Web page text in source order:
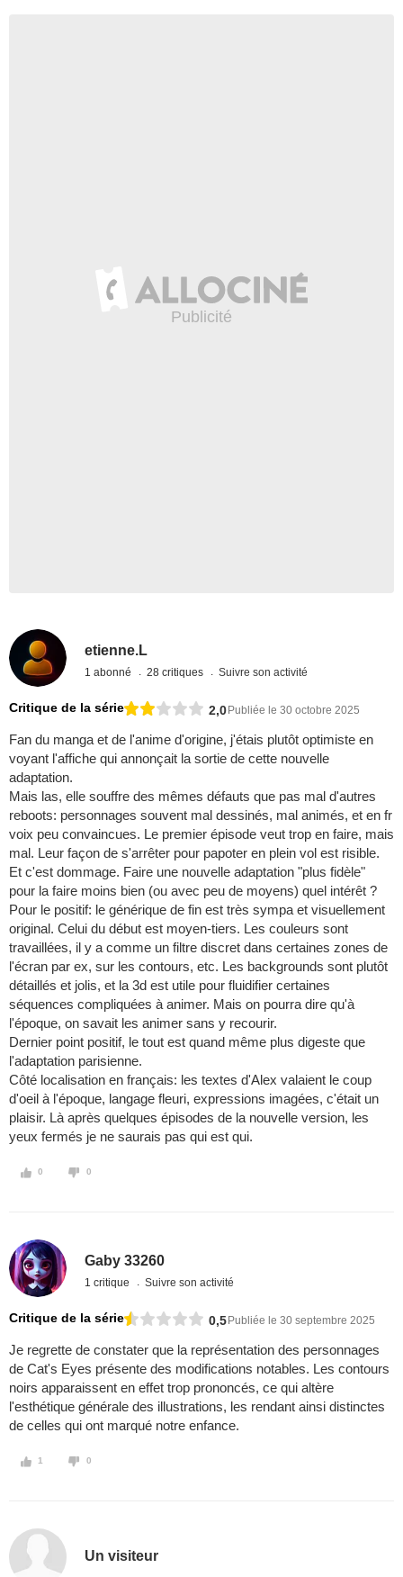
etienne.L
1 abonné 28 critiques Suivre son activité
Critique de la série 2,0Publiée le 30 octobre 2025
Fan du manga et de l'anime d'origine, j'étais plutôt optimiste en
voyant l'affiche qui annonçait la sortie de cette nouvelle
adaptation.
Mais las, elle souffre des mêmes défauts que pas mal d'autres
reboots: personnages souvent mal dessinés, mal animés, et en fr
voix peu convaincues. Le premier épisode veut trop en faire, mais
mal. Leur façon de s'arrêter pour papoter en plein vol est risible.
Et c'est dommage. Faire une nouvelle adaptation "plus fidèle"
pour la faire moins bien (ou avec peu de moyens) quel intérêt ?
Pour le positif: le générique de fin est très sympa et visuellement
original. Celui du début est moyen-tiers. Les couleurs sont
travaillées, il y a comme un filtre discret dans certaines zones de
l'écran par ex, sur les contours, etc. Les backgrounds sont plutôt
détaillés et jolis, et la 3d est utile pour fluidifier certaines
séquences compliquées à animer. Mais on pourra dire qu'à
l'époque, on savait les animer sans y recourir.
Dernier point positif, le tout est quand même plus digeste que
l'adaptation parisienne.
Côté localisation en français: les textes d'Alex valaient le coup
d'oeil à l'époque, langage fleuri, expressions imagées, c'était un
plaisir. Là après quelques épisodes de la nouvelle version, les
yeux fermés je ne saurais pas qui est qui.
0 0
Gaby 33260
1 critique Suivre son activité
Critique de la série 0,5Publiée le 30 septembre 2025
Je regrette de constater que la représentation des personnages
de Cat's Eyes présente des modifications notables. Les contours
noirs apparaissent en effet trop prononcés, ce qui altère
l'esthétique générale des illustrations, les rendant ainsi distinctes
de celles qui ont marqué notre enfance.
1 0
Un visiteur